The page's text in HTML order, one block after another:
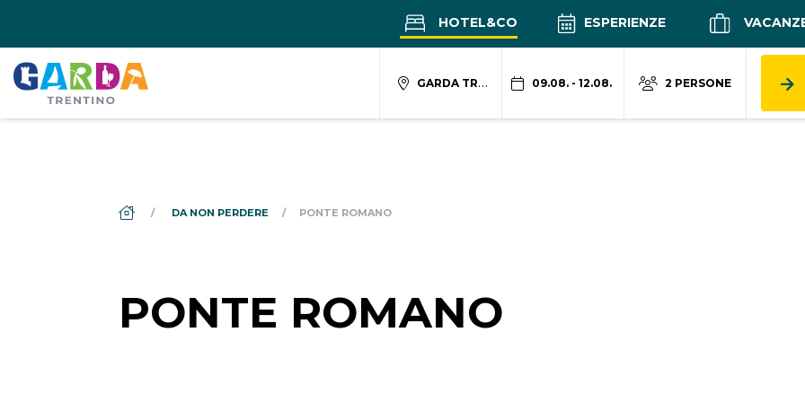
HOTEL&CO ESPERIENZE
GARDA TRENTINO 09.08. - 12.08. 2 PERSONE
DS_BREADCRUMB.HOME
DA NON PERDERE PONTE ROMANO
PONTE ROMANO